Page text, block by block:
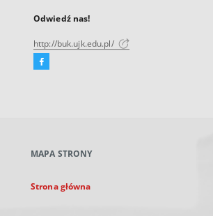
Odwiedź nas!
http://buk.ujk.edu.pl/
Facebook
karcie
MAPA STRONY
Strona główna